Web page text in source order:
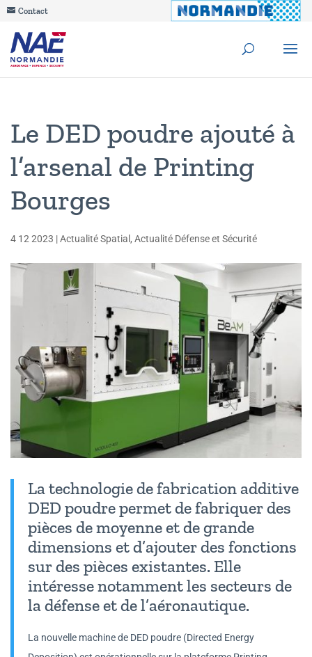
Contact
Le DED poudre ajouté à
l’arsenal de Printing
Bourges
4 12 2023 |Actualité Spatial , Actualité Défense et Sécurité
La technologie de fabrication additive
DED poudre permet de fabriquer des
pièces de moyenne et de grande
dimensions et d’ajouter des fonctions
sur des pièces existantes. Elle
intéresse notamment les secteurs de
la défense et de l’aéronautique.
La nouvelle machine de DED poudre (Directed Energy